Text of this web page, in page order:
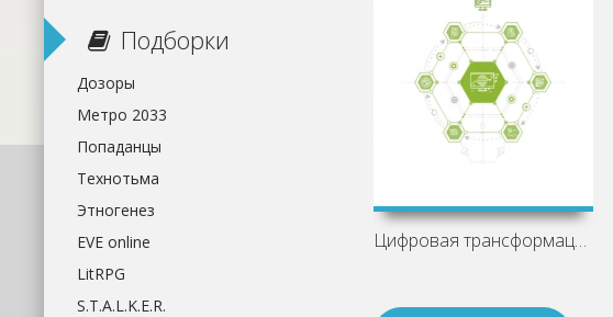
Цифровая трансформация документа и
Подборки
Дозоры
Метро 2033
Попаданцы
Технотьма
Этногенез
EVE online
LitRPG
S.T.A.L.K.E.R.